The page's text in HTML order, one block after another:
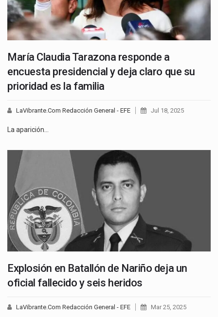
María Claudia Tarazona responde a
encuesta presidencial y deja claro que su
prioridad es la familia
LaVibrante.Com Redacción General - EFE Jul 18, 2025
La aparición…
Explosión en Batallón de Nariño deja un
oficial fallecido y seis heridos
LaVibrante.Com Redacción General - EFE Mar 25, 2025